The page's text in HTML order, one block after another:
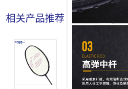
相关产品推荐